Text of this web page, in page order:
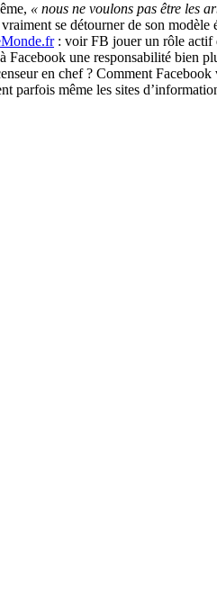
« nous ne voulons pas être les
se détourner de son modèle
: voir FB jouer un rôle actif
une responsabilité bien
en chef ? Comment
parfois même les sites